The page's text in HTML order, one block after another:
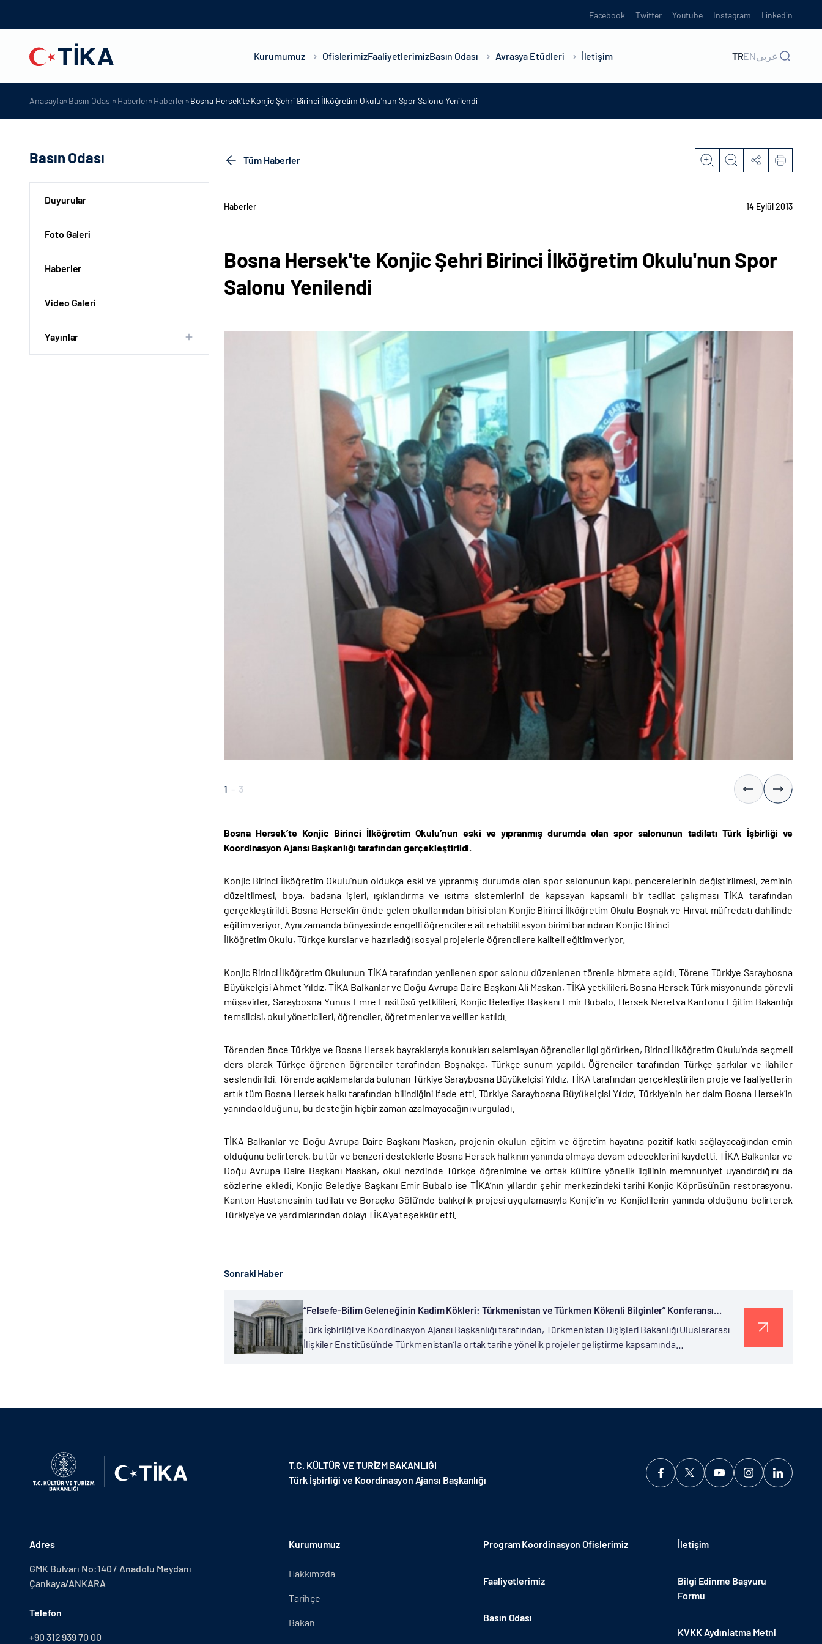
Facebook Twitter Youtube Instagram Linkedin
Kurumumuz OfislerimizFaaliyetlerimizBasın Odası Avrasya Etüdleri İletişim TRENعربي
Anasayfa»Basın Odası»Haberler»Haberler»Bosna Hersek'te Konjic Şehri Birinci İlköğretim Okulu'nun Spor Salonu Yenilendi
Basın Odası
Duyurular
Foto Galeri
Haberler
Video Galeri
Yayınlar
Tüm Haberler
Haberler 14 Eylül 2013
Bosna Hersek'te Konjic Şehri Birinci İlköğretim Okulu'nun Spor
Salonu Yenilendi
1 - 3
Bosna Hersek’te Konjic Birinci İlköğretim Okulu’nun eski ve yıpranmış durumda olan spor salonunun tadilatı Türk İşbirliği ve
Koordinasyon Ajansı Başkanlığı tarafından gerçekleştirildi.
Konjic Birinci İlköğretim Okulu’nun oldukça eski ve yıpranmış durumda olan spor salonunun kapı, pencerelerinin değiştirilmesi, zeminin
düzeltilmesi, boya, badana işleri, ışıklandırma ve ısıtma sistemlerini de kapsayan kapsamlı bir tadilat çalışması TİKA tarafından
gerçekleştirildi. Bosna Hersek’in önde gelen okullarından birisi olan Konjic Birinci İlköğretim Okulu Boşnak ve Hırvat müfredatı dahilinde
eğitim veriyor. Aynı zamanda bünyesinde engelli öğrencilere ait rehabilitasyon birimi barındıran Konjic Birinci
İlköğretim Okulu, Türkçe kurslar ve hazırladığı sosyal projelerle öğrencilere kaliteli eğitim veriyor.
Konjic Birinci İlköğretim Okulunun TİKA tarafından yenilenen spor salonu düzenlenen törenle hizmete açıldı. Törene Türkiye Saraybosna
Büyükelçisi Ahmet Yıldız, TİKA Balkanlar ve Doğu Avrupa Daire Başkanı Ali Maskan, TİKA yetkilileri, Bosna Hersek Türk misyonunda görevli
müşavirler, Saraybosna Yunus Emre Ensitüsü yetkilileri, Konjic Belediye Başkanı Emir Bubalo, Hersek Neretva Kantonu Eğitim Bakanlığı
temsilcisi, okul yöneticileri, öğrenciler, öğretmenler ve veliler katıldı.
Törenden önce Türkiye ve Bosna Hersek bayraklarıyla konukları selamlayan öğrenciler ilgi görürken, Birinci İlköğretim Okulu’nda seçmeli
ders olarak Türkçe öğrenen öğrenciler tarafından Boşnakça, Türkçe sunum yapıldı. Öğrenciler tarafından Türkçe şarkılar ve ilahiler
seslendirildi. Törende açıklamalarda bulunan Türkiye Saraybosna Büyükelçisi Yıldız, TİKA tarafından gerçekleştirilen proje ve faaliyetlerin
artık tüm Bosna Hersek halkı tarafından bilindiğini ifade etti. Türkiye Saraybosna Büyükelçisi Yıldız, Türkiye’nin her daim Bosna Hersek’in
yanında olduğunu, bu desteğin hiçbir zaman azalmayacağını vurguladı.
TİKA Balkanlar ve Doğu Avrupa Daire Başkanı Maskan, projenin okulun eğitim ve öğretim hayatına pozitif katkı sağlayacağından emin
olduğunu belirterek, bu tür ve benzeri desteklerle Bosna Hersek halkının yanında olmaya devam edeceklerini kaydetti. TİKA Balkanlar ve
Doğu Avrupa Daire Başkanı Maskan, okul nezdinde Türkçe öğrenimine ve ortak kültüre yönelik ilgilinin memnuniyet uyandırdığını da
sözlerine ekledi. Konjic Belediye Başkanı Emir Bubalo ise TİKA’nın yıllardır şehir merkezindeki tarihi Konjic Köprüsü’nün restorasyonu,
Kanton Hastanesinin tadilatı ve Boraçko Gölü’nde balıkçılık projesi uygulamasıyla Konjic’in ve Konjiclilerin yanında olduğunu belirterek
Türkiye’ye ve yardımlarından dolayı TİKA’ya teşekkür etti.
Sonraki Haber
“Felsefe-Bilim Geleneğinin Kadim Kökleri: Türkmenistan ve Türkmen Kökenli Bilginler” Konferansı
Başladı
Türk İşbirliği ve Koordinasyon Ajansı Başkanlığı tarafından, Türkmenistan Dışişleri Bakanlığı Uluslararası
İlişkiler Enstitüsü’nde Türkmenistan’la ortak tarihe yönelik projeler geliştirme kapsamında
T.C. KÜLTÜR VE TURİZM BAKANLIĞI
Türk İşbirliği ve Koordinasyon Ajansı Başkanlığı
Adres
GMK Bulvarı No:140 / Anadolu Meydanı
Çankaya/ANKARA
Telefon
+90 312 939 70 00
Kurumumuz
Hakkımızda
Tarihçe
Bakan
Program Koordinasyon Ofislerimiz
Faaliyetlerimiz
Basın Odası
İletişim
Bilgi Edinme Başvuru
Formu
KVKK Aydınlatma Metni